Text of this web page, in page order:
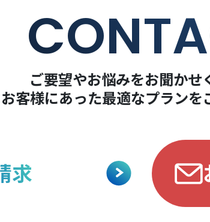
ご要望やお悩みをお聞かせ
お客様にあった最適なプランを
求